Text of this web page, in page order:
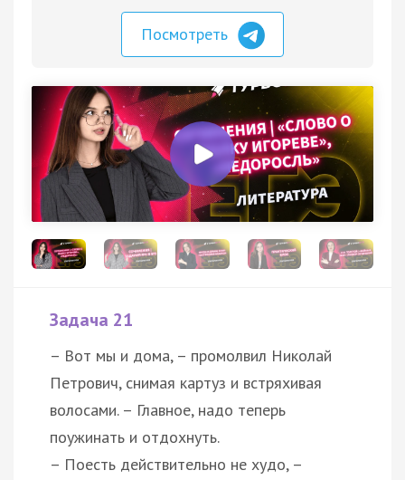
Посмотреть
Задача 21
– Вот мы и дома, – промолвил Николай
Петрович, снимая картуз и встряхивая
волосами. – Главное, надо теперь
поужинать и отдохнуть.
– Поесть действительно не худо, –